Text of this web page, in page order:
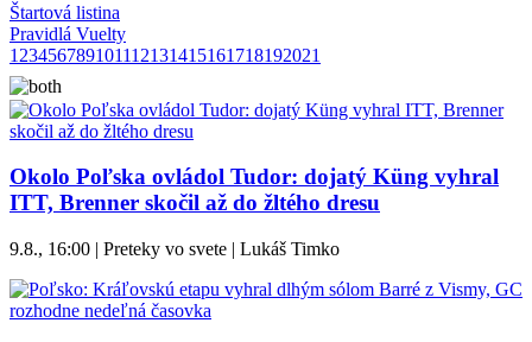
Štartová listina
Pravidlá Vuelty
1 23456789101112131415161718192021
Okolo Poľska ovládol Tudor: dojatý Küng vyhral
ITT, Brenner skočil až do žltého dresu
9.8., 16:00 | Preteky vo svete | Lukáš Timko